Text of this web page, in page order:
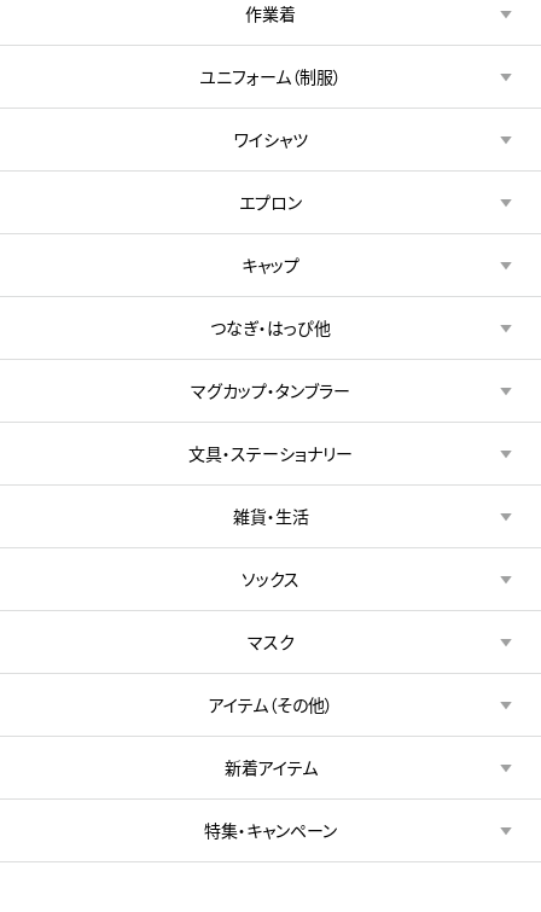
作業着
ユニフォーム（制服）
ワイシャツ
エプロン
キャップ
つなぎ・はっぴ他
マグカップ・タンブラー
文具・ステーショナリー
雑貨・生活
ソックス
マスク
アイテム（その他）
新着アイテム
特集・キャンペーン